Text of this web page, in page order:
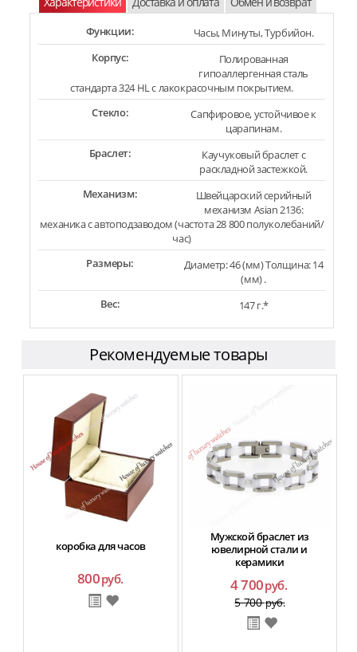
Функции:
Часы, Минуты, Турбийон.
Корпус:
Полированная
гипоаллергенная сталь
стандарта 324 HL с лакокрасочным покрытием.
Стекло:
Сапфировое, устойчивое к
царапинам.
Браслет:
Каучуковый браслет с
раскладной застежкой.
Механизм:
Швейцарский серийный
механизм Asian 2136:
механика с автоподзаводом (частота 28 800 полуколебаний/
час)
Размеры:
Диаметр: 46 (мм) Толщина: 14
(мм) .
Вес:
147 г.*
Рекомендуемые товары
коробка для часов
800руб.
Мужской браслет из
ювелирной стали и
керамики
4 700руб.
5 700руб.